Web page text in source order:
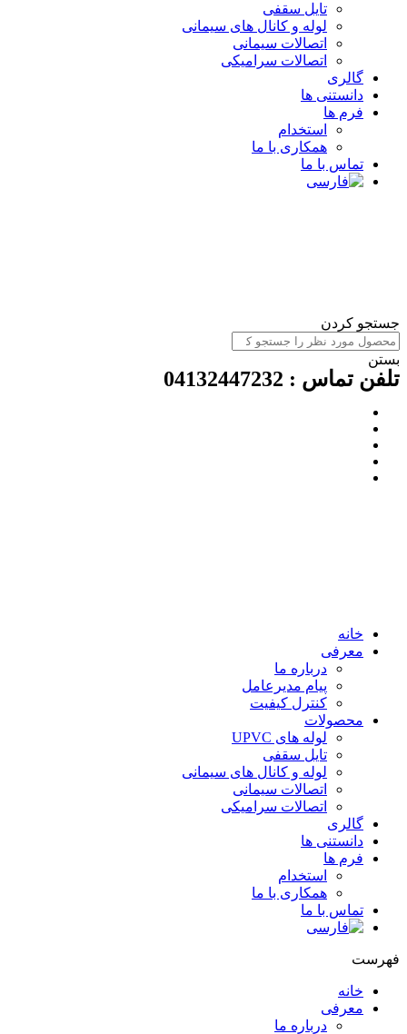
تایل سقفی
لوله و کانال های سیمانی
اتصالات سیمانی
اتصالات سرامیکی
گالری
دانستنی ها
فرم ها
استخدام
همکاری با ما
تماس با ما
جستجو کردن
بستن
تلفن تماس : 04132447232
خانه
معرفی
درباره ما
پیام مدیرعامل
کنترل کیفیت
محصولات
لوله های UPVC
تایل سقفی
لوله و کانال های سیمانی
اتصالات سیمانی
اتصالات سرامیکی
گالری
دانستنی ها
فرم ها
استخدام
همکاری با ما
تماس با ما
فهرست
خانه
معرفی
درباره ما